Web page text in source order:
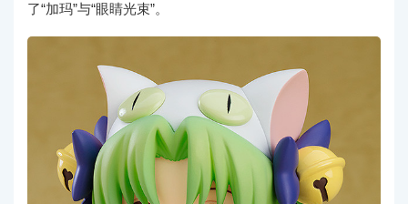
了“加玛”与“眼睛光束”。